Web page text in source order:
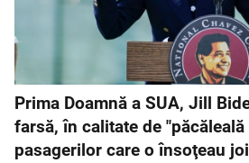
Prima Doamnă a SUA, Jill
farsă, în calitate de
pasagerilor care o însoţeau